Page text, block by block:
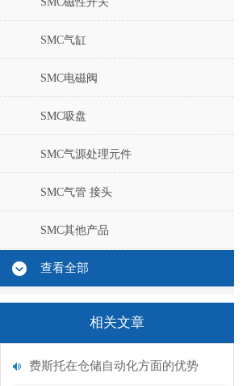
SMC气缸
SMC电磁阀
SMC吸盘
SMC气源处理元件
SMC气管 接头
SMC其他产品
查看全部
相关文章
费斯托在仓储自动化方面的优势